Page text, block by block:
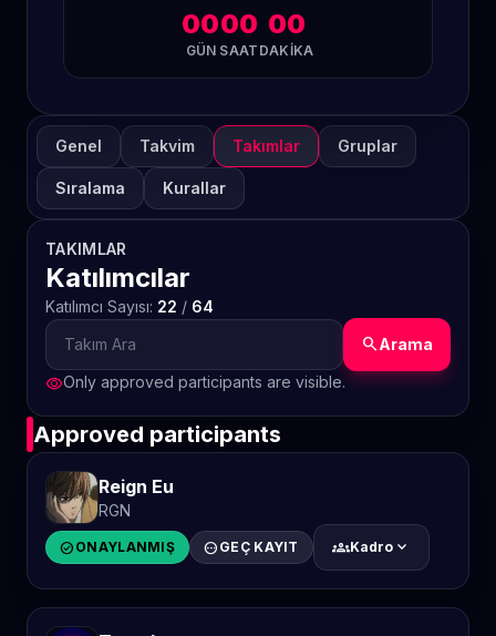
00
GÜN
00
SAAT
00
DAKIKA
Genel Takvim Takımlar Gruplar
Sıralama Kurallar
TAKIMLAR
Katılımcılar
Katılımcı Sayısı: 22 / 64
searchArama
visibilityOnly approved participants are visible.
Approved participants
Reign Eu
RGN
check_circle ONAYLANMIŞ pending GEÇ KAYIT groupsKadroexpand_more